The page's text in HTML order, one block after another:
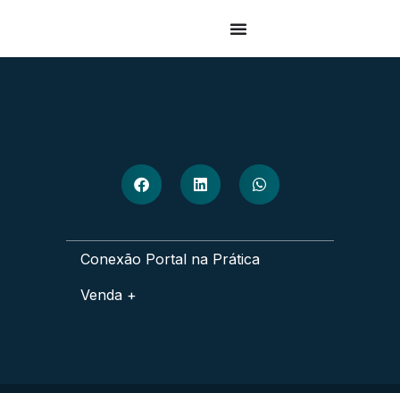
Conexão Portal na Prática
Venda +